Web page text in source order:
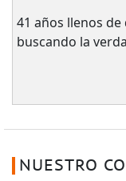
41 años llenos
buscando la
NUESTRO